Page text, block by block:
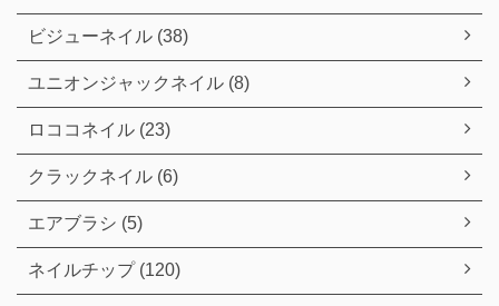
ビジューネイル (38)
ユニオンジャックネイル (8)
ロココネイル (23)
クラックネイル (6)
エアブラシ (5)
ネイルチップ (120)